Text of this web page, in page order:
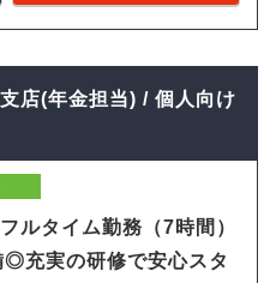
店(年金担当) / 個人向け
ルタイム勤務（7時間）
◎充実の研修で安心スタ